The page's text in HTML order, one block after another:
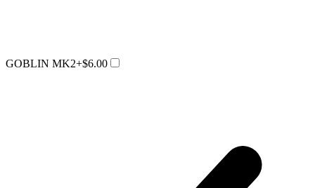
GOBLIN MK2+$6.00